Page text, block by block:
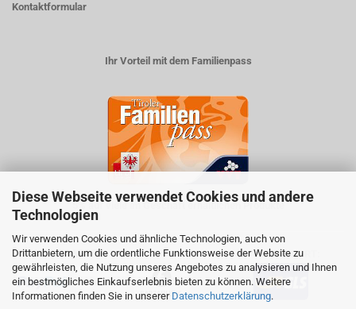
Diese Webseite verwendet Cookies und andere
Technologien
Wir verwenden Cookies und ähnliche Technologien, auch von
Drittanbietern, um die ordentliche Funktionsweise der Website zu
gewährleisten, die Nutzung unseres Angebotes zu analysieren und Ihnen
ein bestmögliches Einkaufserlebnis bieten zu können. Weitere
Informationen finden Sie in unserer Datenschutzerklärung.
Kontaktformular
Ihr Vorteil mit dem Familienpass
5% auf viele im Geschäft erhältlichen Produkte
ZAHLUNGSARTEN VERSANDART: